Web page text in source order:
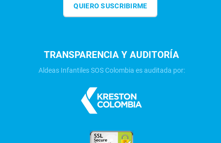
QUIERO SUSCRIBIRME
TRANSPARENCIA Y AUDITORÍA
Aldeas Infantiles SOS Colombia es auditada por: